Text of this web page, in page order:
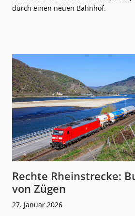
durch einen neuen Bahnhof.
Rechte Rheinstrecke:
von Zügen
27. Januar 2026